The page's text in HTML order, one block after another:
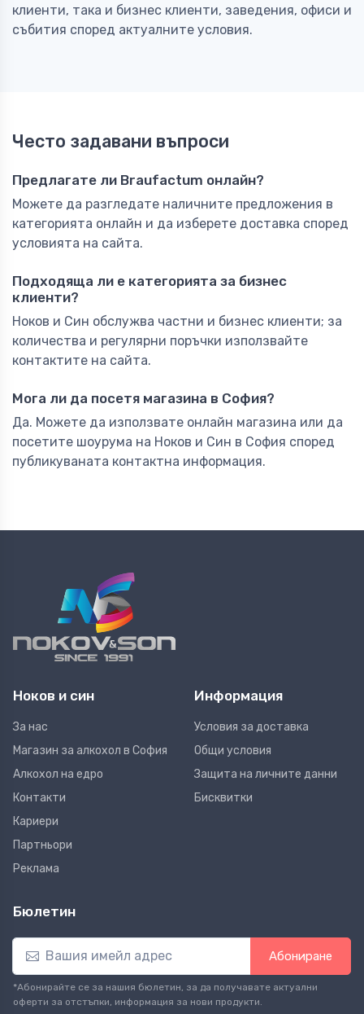
клиенти, така и бизнес клиенти, заведения, офиси и
събития според актуалните условия.
Често задавани въпроси
Предлагате ли Braufactum онлайн?
Можете да разгледате наличните предложения в
категорията онлайн и да изберете доставка според
условията на сайта.
Подходяща ли е категорията за бизнес
клиенти?
Ноков и Син обслужва частни и бизнес клиенти; за
количества и регулярни поръчки използвайте
контактите на сайта.
Мога ли да посетя магазина в София?
Да. Можете да използвате онлайн магазина или да
посетите шоурума на Ноков и Син в София според
публикуваната контактна информация.
Ноков и син
За нас
Магазин за алкохол в София
Алкохол на едро
Контакти
Кариери
Партньори
Реклама
Информация
Условия за доставка
Общи условия
Защита на личните данни
Бисквитки
Бюлетин
Абониране
*Абонирайте се за нашия бюлетин, за да получавате актуални
оферти за отстъпки, информация за нови продукти.